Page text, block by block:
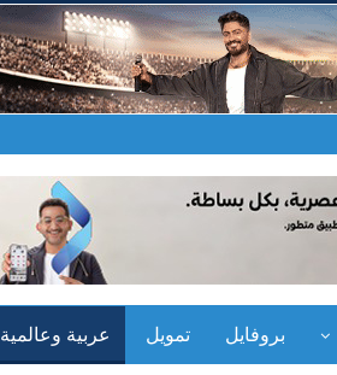
بروفايل تمويل عربية وعالمية